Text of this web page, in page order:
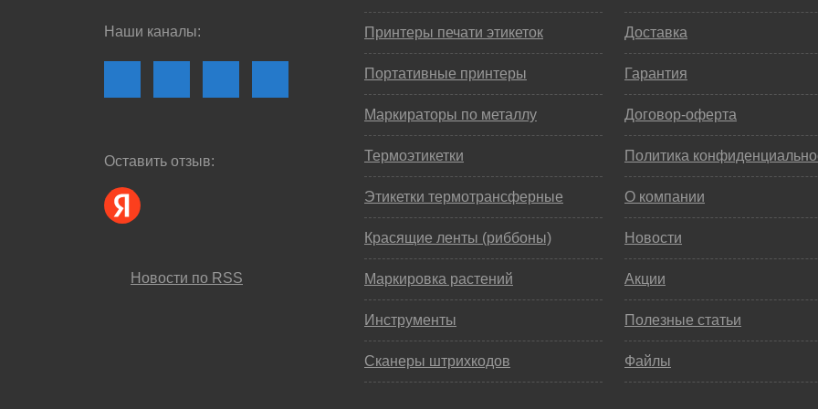
Наши каналы:
Оставить отзыв:
Новости по RSS
Принтеры печати этикеток
Портативные принтеры
Маркираторы по металлу
Термоэтикетки
Этикетки термотрансферные
Красящие ленты (риббоны)
Маркировка растений
Инструменты
Сканеры штрихкодов
Доставка
Гарантия
Договор-оферта
Политика
О компании
Новости
Акции
Полезные статьи
Файлы